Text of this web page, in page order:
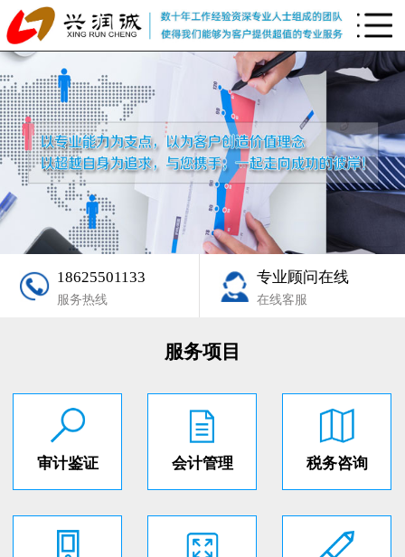
18625501133
服务热线
专业顾问在线
在线客服
服务项目
审计鉴证 会计管理 税务咨询